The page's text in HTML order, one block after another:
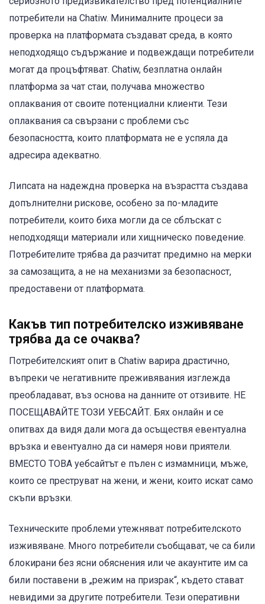
потребители на Chatiw. Минималните процеси за
проверка на платформата създават среда, в която
неподходящо съдържание и подвеждащи потребители
могат да процъфтяват. Chatiw, безплатна онлайн
платформа за чат стаи, получава множество
оплаквания от своите потенциални клиенти. Тези
оплаквания са свързани с проблеми със
безопасността, които платформата не е успяла да
адресира адекватно.
Липсата на надеждна проверка на възрастта създава
допълнителни рискове, особено за по-младите
потребители, които биха могли да се сблъскат с
неподходящи материали или хищническо поведение.
Потребителите трябва да разчитат предимно на мерки
за самозащита, а не на механизми за безопасност,
предоставени от платформата.
Какъв тип потребителско изживяване
трябва да се очаква?
Потребителският опит в Chatiw варира драстично,
въпреки че негативните преживявания изглежда
преобладават, въз основа на данните от отзивите. НЕ
ПОСЕЩАВАЙТЕ ТОЗИ УЕБСАЙТ. Бях онлайн и се
опитвах да видя дали мога да осъществя евентуална
връзка и евентуално да си намеря нови приятели.
ВМЕСТО ТОВА уебсайтът е пълен с измамници, мъже,
които се преструват на жени, и жени, които искат само
скъпи връзки.
Техническите проблеми утежняват потребителското
изживяване. Много потребители съобщават, че са били
блокирани без ясни обяснения или че акаунтите им са
били поставени в „режим на призрак“, където стават
невидими за другите потребители. Тези оперативни